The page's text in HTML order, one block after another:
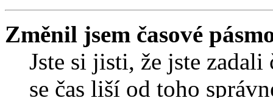
Změnil jsem časové
Jste si jisti, že jste zadali
se čas liší od toho